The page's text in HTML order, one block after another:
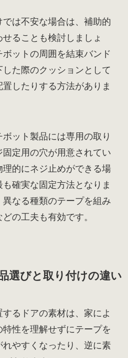
は不安な場合は、補助的
ることも検討しましょ
ットの周囲を結束バンド
た際のクッションとして
したりする方法がありま
ット製品には専用の取り
定用の穴が用意されてい
的にネジ止めができる場
確実な固定方法となりま
なる種類のテープを組み
の工夫も有効です。
選びと取り付けの違い
るドアの素材は、家によ
性を理解せずにテープを
やすくなったり、逆に素